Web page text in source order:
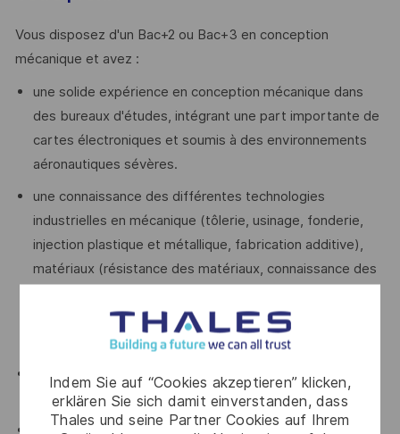
Indem Sie auf “Cookies akzeptieren” klicken,
erklären Sie sich damit einverstanden, dass
Thales und seine Partner Cookies auf Ihrem
Vous disposez d'un Bac+2 ou Bac+3 en conception
mécanique et avez :
une solide expérience en conception mécanique dans
des bureaux d'études, intégrant une part importante de
cartes électroniques et soumis à des environnements
aéronautiques sévères.
une connaissance des différentes technologies
industrielles en mécanique (tôlerie, usinage, fonderie,
injection plastique et métallique, fabrication additive),
matériaux (résistance des matériaux, connaissance des
connectique, drainage thermique des cartes
électroniques, technologies d’assemblage.
des bonnes connaissances en CAO (CATIA V5) + 3D
Experience.